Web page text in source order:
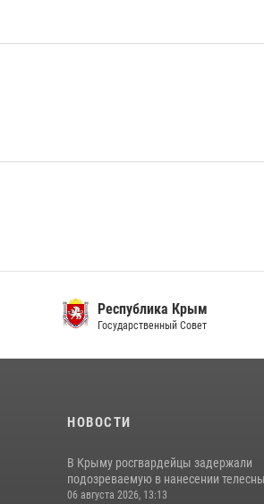
Республика Крым
Государственный Совет
НОВОСТИ
В Крыму росгвардейцы задержали
подозреваемую в нанесении
06 августа 2026, 13:13